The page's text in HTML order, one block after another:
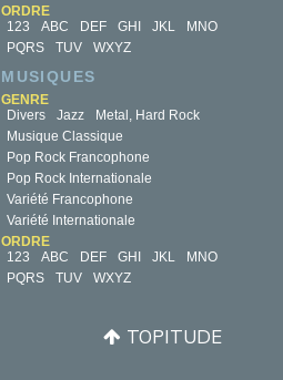
ORDRE
123
ABC DEF GHI JKL
MNO
PQRS
TUV WXYZ
MUSIQUES
GENRE
Divers
Jazz
Metal, Hard Rock
Musique Classique
Pop Rock Francophone
Pop Rock Internationale
Variété Francophone
Variété Internationale
ORDRE
123
ABC DEF GHI JKL
MNO
PQRS
TUV WXYZ
TOPITUDE